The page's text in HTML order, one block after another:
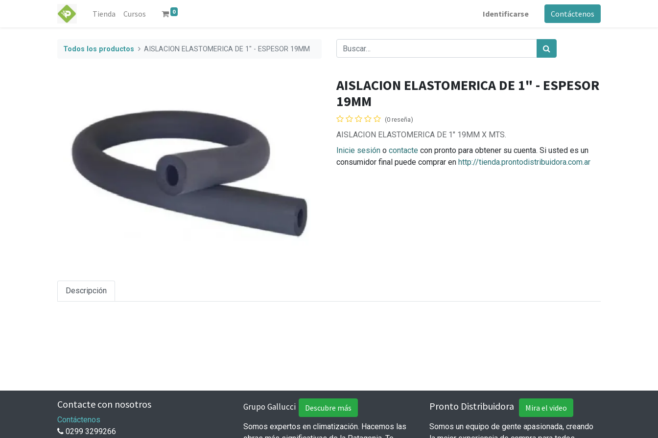
Tienda Cursos 0 Identificarse Contáctenos
Todos los productos AISLACION ELASTOMERICA DE 1" - ESPESOR 19MM
AISLACION ELASTOMERICA DE 1" - ESPESOR
19MM
(0 reseña)
AISLACION ELASTOMERICA DE 1" 19MM X MTS.
Inicie sesión o contacte con pronto para obtener su cuenta. Si usted es un
consumidor final puede comprar en http://tienda.prontodistribuidora.com.ar
Descripción
Contacte con nosotros
Contáctenos
0299 3299266
Grupo Gallucci Descubre más
Somos expertos en climatización. Hacemos las
Pronto Distribuidora Mira el video
Somos un equipo de gente apasionada, creando